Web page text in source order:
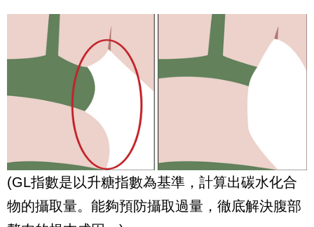
(GL指數是以升糖指數為基準，計算出碳水化合
物的攝取量。能夠預防攝取過量，徹底解決腹部